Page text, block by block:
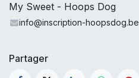
My Sweet - Hoops Dog
info@inscription-hoopsdog.be
Partager